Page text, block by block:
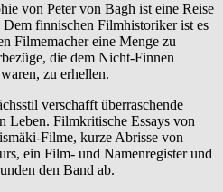
von Peter von Bagh ist eine Reise
finnischen Filmhistoriker ist es
Filmemacher eine Menge zu
die dem Nicht-Finnen
zu erhellen.
verschafft überraschende
Leben. Filmkritische Essays von
Filme, kurze Abrisse von
ein Film- und Namenregister und
den Band ab.